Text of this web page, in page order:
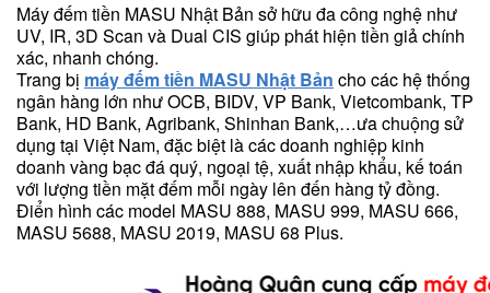
Máy đếm tiền MASU Nhật Bản sở hữu đa công nghệ như
UV, IR, 3D Scan và Dual CIS giúp phát hiện tiền giả chính
xác, nhanh chóng.
Trang bị máy đếm tiền MASU Nhật Bản cho các hệ thống
ngân hàng lớn như OCB, BIDV, VP Bank, Vietcombank, TP
Bank, HD Bank, Agribank, Shinhan Bank,…ưa chuộng sử
dụng tại Việt Nam, đặc biệt là các doanh nghiệp kinh
doanh vàng bạc đá quý, ngoại tệ, xuất nhập khẩu, kế toán
với lượng tiền mặt đếm mỗi ngày lên đến hàng tỷ đồng.
Điển hình các model MASU 888, MASU 999, MASU 666,
MASU 5688, MASU 2019, MASU 68 Plus.